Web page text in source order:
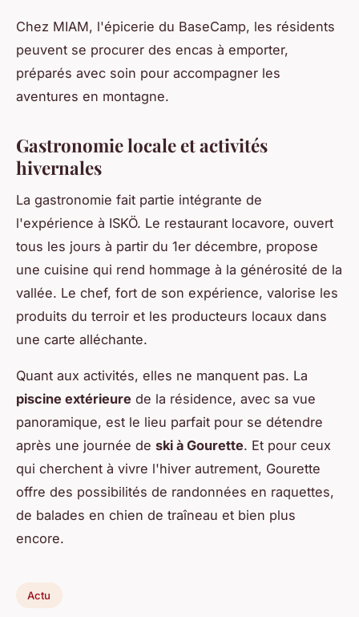
Chez MIAM, l'épicerie du BaseCamp, les résidents
peuvent se procurer des encas à emporter,
préparés avec soin pour accompagner les
aventures en montagne.
Gastronomie locale et activités
hivernales
La gastronomie fait partie intégrante de
l'expérience à ISKÖ. Le restaurant locavore, ouvert
tous les jours à partir du 1er décembre, propose
une cuisine qui rend hommage à la générosité de la
vallée. Le chef, fort de son expérience, valorise les
produits du terroir et les producteurs locaux dans
une carte alléchante.
Quant aux activités, elles ne manquent pas. La
piscine extérieure de la résidence, avec sa vue
panoramique, est le lieu parfait pour se détendre
après une journée de ski à Gourette. Et pour ceux
qui cherchent à vivre l'hiver autrement, Gourette
offre des possibilités de randonnées en raquettes,
de balades en chien de traîneau et bien plus
encore.
Actu